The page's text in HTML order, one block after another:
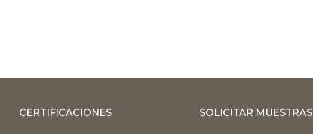
CERTIFICACIONES SOLICITAR MUESTRAS